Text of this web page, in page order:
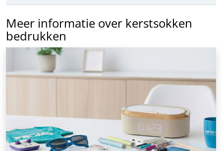
Meer informatie over kerstsokken
bedrukken